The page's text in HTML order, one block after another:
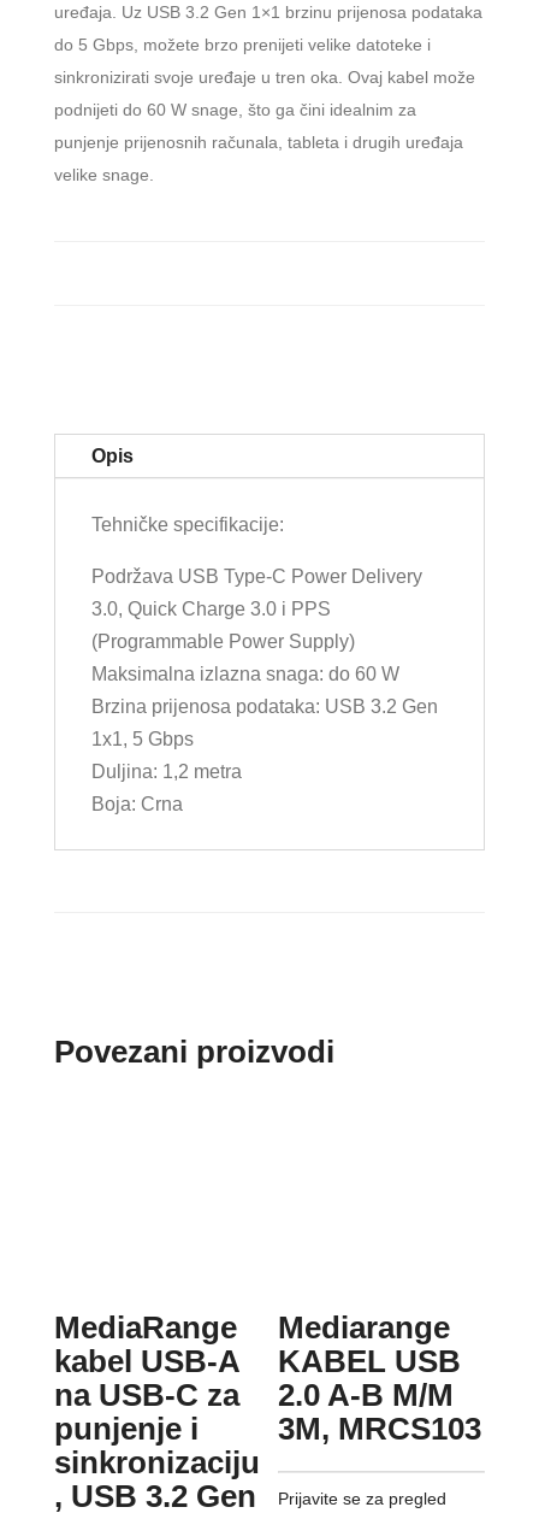
uređaja. Uz USB 3.2 Gen 1×1 brzinu prijenosa podataka
do 5 Gbps, možete brzo prenijeti velike datoteke i
sinkronizirati svoje uređaje u tren oka. Ovaj kabel može
podnijeti do 60 W snage, što ga čini idealnim za
punjenje prijenosnih računala, tableta i drugih uređaja
velike snage.
Opis
Tehničke specifikacije:
Podržava USB Type-C Power Delivery
3.0, Quick Charge 3.0 i PPS
(Programmable Power Supply)
Maksimalna izlazna snaga: do 60 W
Brzina prijenosa podataka: USB 3.2 Gen
1x1, 5 Gbps
Duljina: 1,2 metra
Boja: Crna
Povezani proizvodi
MediaRange
kabel USB-A
na USB-C za
punjenje i
sinkronizaciju
, USB 3.2 Gen
Mediarange
KABEL USB
2.0 A-B M/M
3M, MRCS103
Prijavite se za pregled